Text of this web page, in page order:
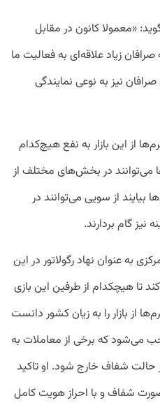
«معمولا کانون در مقابل
زیاد علاقه‌ای به فعالیت ما
نیز به نوعی نمایندگی
از این بازار به نفع هیچ‌کدام
می‌توانند در بخش‌های مختلف از
بیایند از سویی می‌توانند در
گام بردارند.
به عنوان نهاد رگولاتور در این
تا هیچکدام از طرفین این بازی
از بازار را به زیان کشور دانست
می‌شود که برخی از معاملات به
حالت شفاف خارج شود. او تاکید
شفاف و با احراز هویت کامل